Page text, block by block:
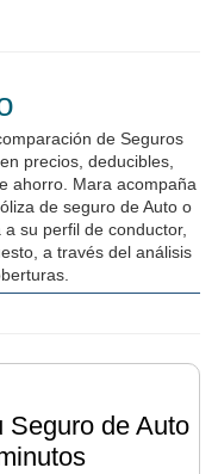
de Seguros
precios, deducibles,
ahorro. Mara acompaña
de seguro de Auto o
su perfil de conductor,
a través del análisis
Seguro de Auto